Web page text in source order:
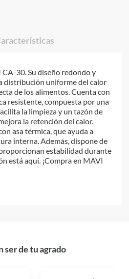
30. Su diseño redondo y
distribución uniforme del calor
de los alimentos. Cuenta con
resistente, compuesta por una
la limpieza y un tazón de
la retención del calor.
asa térmica, que ayuda a
interna. Además, dispone de
estabilidad durante
está aquí. ¡Compra en MAVI
ser de tu agrado